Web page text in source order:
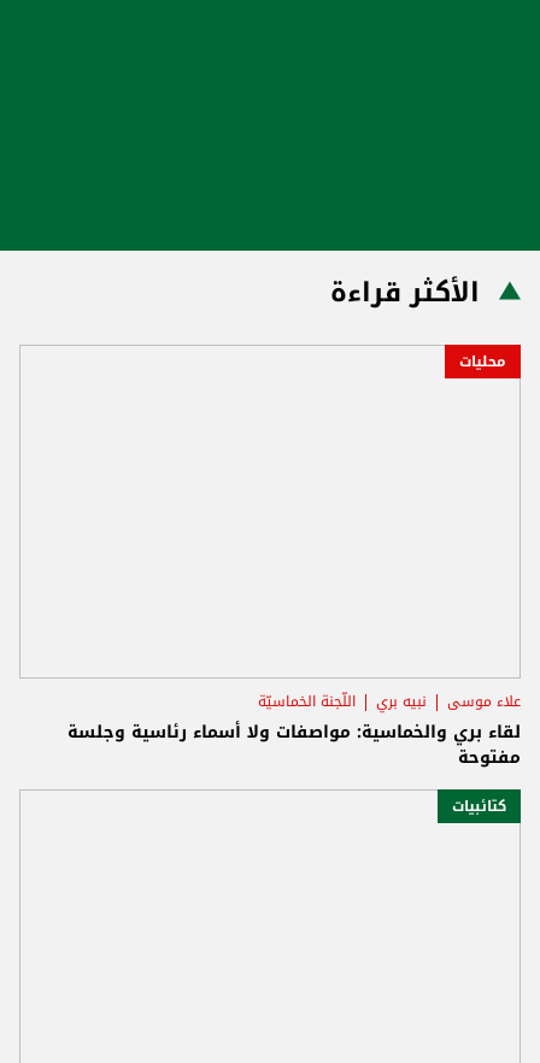
الأكثر قراءة
محليات
علاء موسى نبيه بري اللّجنة الخماسيّة
لقاء بري والخماسية: مواصفات ولا أسماء رئاسية وجلسة
مفتوحة
كتائبيات